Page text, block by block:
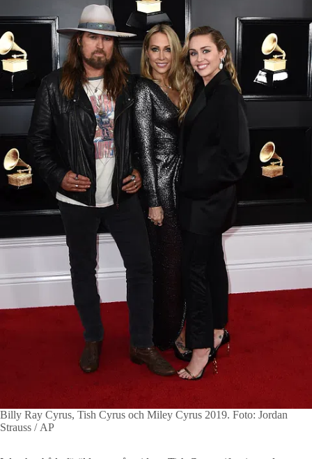
Billy Ray Cyrus, Tish Cyrus och Miley Cyrus 2019. Foto: Jordan
Strauss / AP